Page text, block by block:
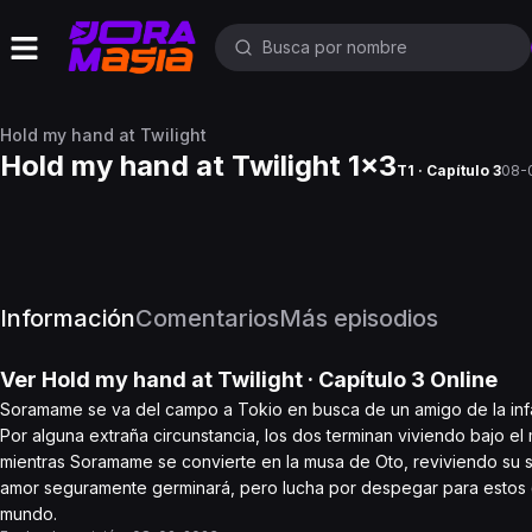
Hold my hand at Twilight
Hold my hand at Twilight 1x3T1 · Capítulo 308-
InformaciónComentariosMás episodios
Ver Hold my hand at Twilight · Capítulo 3 Online
Soramame se va del campo a Tokio en busca de un amigo de la
Por alguna extraña circunstancia, los dos terminan viviendo bajo
mientras Soramame se convierte en la musa de Oto, reviviendo
amor seguramente germinará, pero lucha por despegar para
mundo.